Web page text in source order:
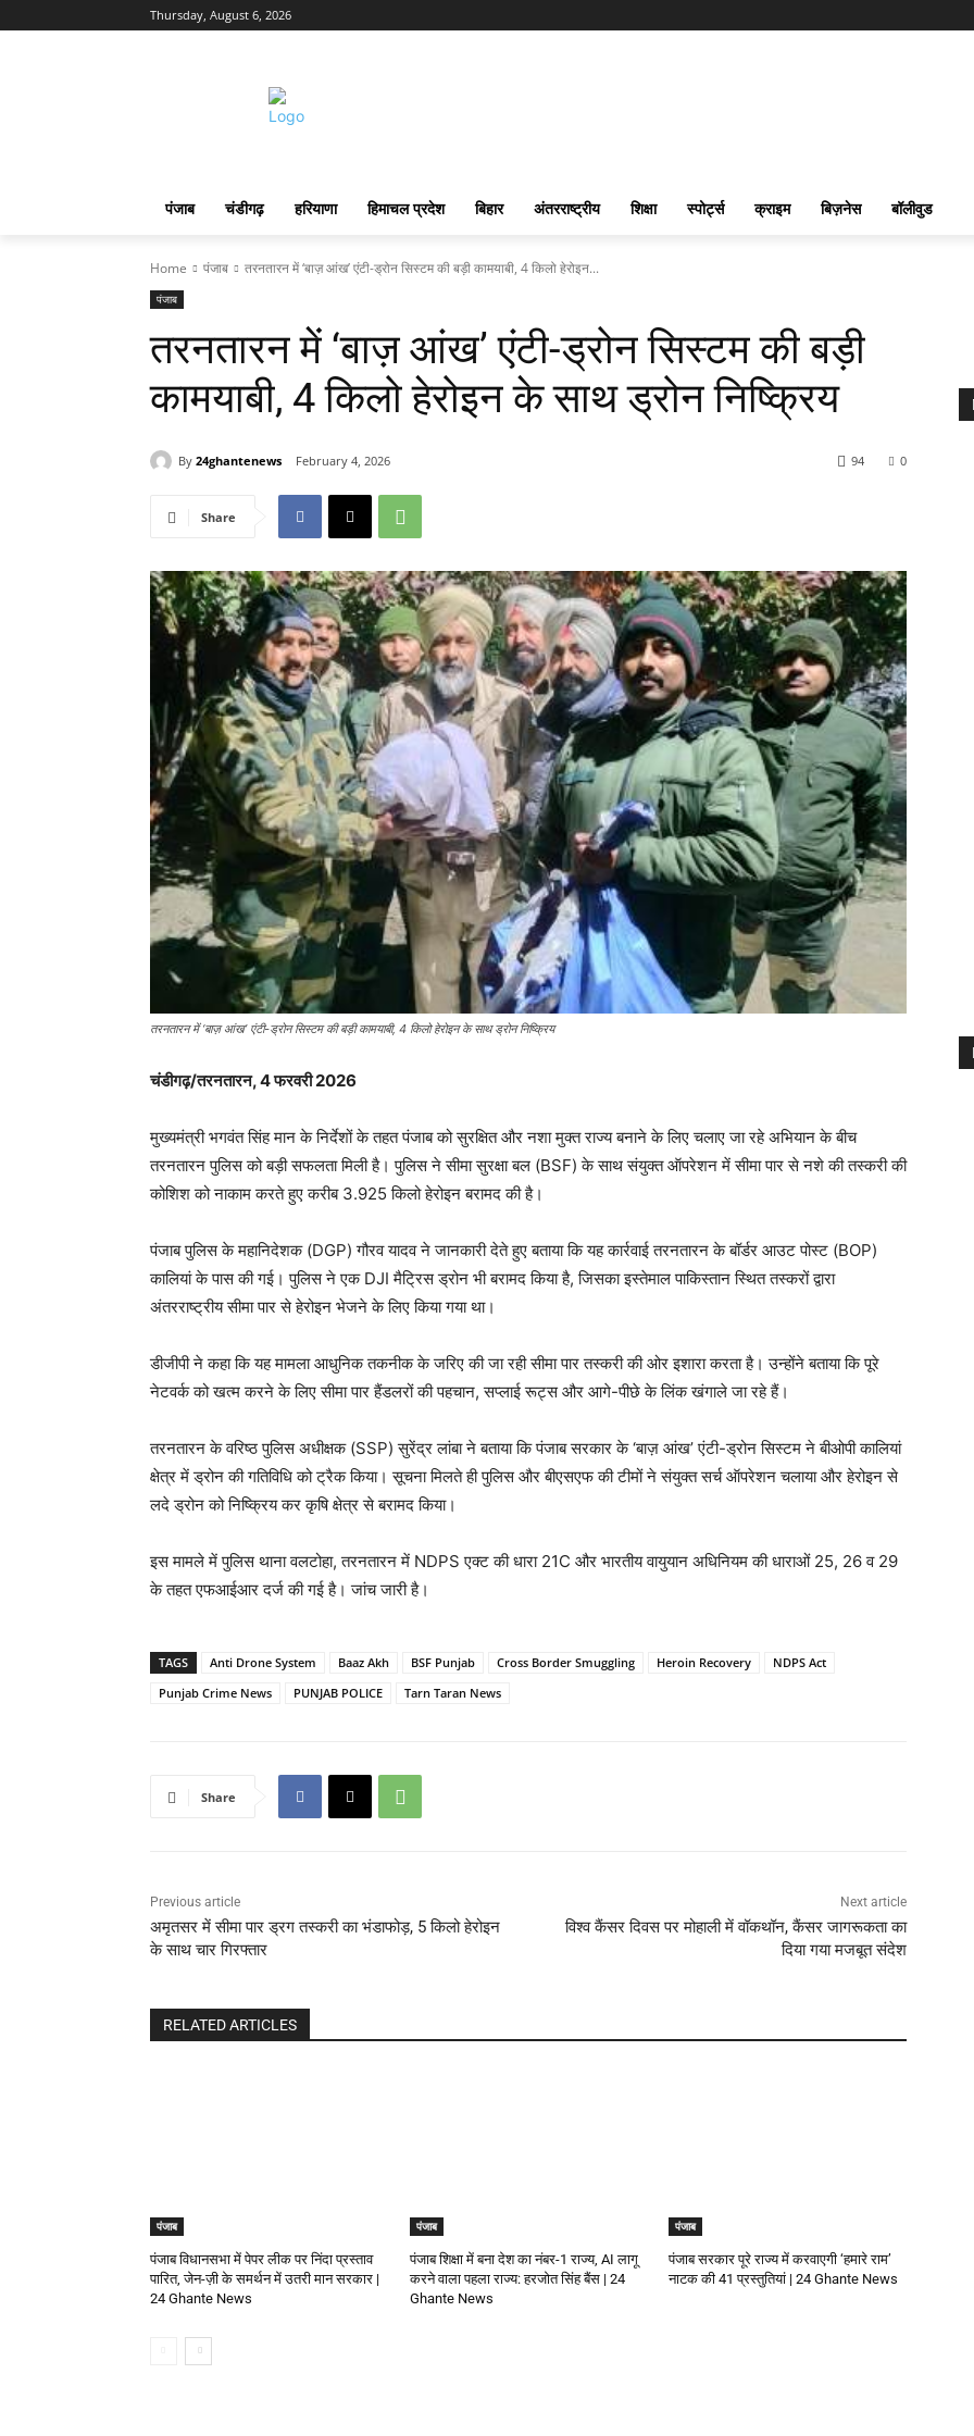
Thursday, August 6, 2026
पंजाब चंडीगढ़ हरियाणा हिमाचल प्रदेश बिहार अंतरराष्ट्रीय शिक्षा स्पोर्ट्स क्राइम बिज़नेस बॉलीवुड
Home पंजाब तरनतारन में ‘बाज़ आंख’ एंटी-ड्रोन सिस्टम की बड़ी कामयाबी, 4 किलो हेरोइन...
पंजाब
तरनतारन में ‘बाज़ आंख’ एंटी-ड्रोन सिस्टम की बड़ी
कामयाबी, 4 किलो हेरोइन के साथ ड्रोन निष्क्रिय
By 24ghantenews February 4, 2026 0
94
Share
तरनतारन में ‘बाज़ आंख’ एंटी-ड्रोन सिस्टम की बड़ी कामयाबी, 4 किलो हेरोइन के साथ ड्रोन निष्क्रिय
चंडीगढ़/तरनतारन, 4 फरवरी 2026
मुख्यमंत्री भगवंत सिंह मान के निर्देशों के तहत पंजाब को सुरक्षित और नशा मुक्त राज्य बनाने के लिए चलाए जा रहे अभियान के बीच
तरनतारन पुलिस को बड़ी सफलता मिली है। पुलिस ने सीमा सुरक्षा बल (BSF) के साथ संयुक्त ऑपरेशन में सीमा पार से नशे की तस्करी की
कोशिश को नाकाम करते हुए करीब 3.925 किलो हेरोइन बरामद की है।
पंजाब पुलिस के महानिदेशक (DGP) गौरव यादव ने जानकारी देते हुए बताया कि यह कार्रवाई तरनतारन के बॉर्डर आउट पोस्ट (BOP)
कालियां के पास की गई। पुलिस ने एक DJI मैट्रिस ड्रोन भी बरामद किया है, जिसका इस्तेमाल पाकिस्तान स्थित तस्करों द्वारा
अंतरराष्ट्रीय सीमा पार से हेरोइन भेजने के लिए किया गया था।
डीजीपी ने कहा कि यह मामला आधुनिक तकनीक के जरिए की जा रही सीमा पार तस्करी की ओर इशारा करता है। उन्होंने बताया कि पूरे
नेटवर्क को खत्म करने के लिए सीमा पार हैंडलरों की पहचान, सप्लाई रूट्स और आगे-पीछे के लिंक खंगाले जा रहे हैं।
तरनतारन के वरिष्ठ पुलिस अधीक्षक (SSP) सुरेंद्र लांबा ने बताया कि पंजाब सरकार के ‘बाज़ आंख’ एंटी-ड्रोन सिस्टम ने बीओपी कालियां
क्षेत्र में ड्रोन की गतिविधि को ट्रैक किया। सूचना मिलते ही पुलिस और बीएसएफ की टीमों ने संयुक्त सर्च ऑपरेशन चलाया और हेरोइन से
लदे ड्रोन को निष्क्रिय कर कृषि क्षेत्र से बरामद किया।
इस मामले में पुलिस थाना वलटोहा, तरनतारन में NDPS एक्ट की धारा 21C और भारतीय वायुयान अधिनियम की धाराओं 25, 26 व 29
के तहत एफआईआर दर्ज की गई है। जांच जारी है।
TAGS Anti Drone System Baaz Akh BSF Punjab Cross Border Smuggling Heroin Recovery
NDPS Act
Punjab Crime News
PUNJAB POLICE Tarn Taran News
Share
Previous article
अमृतसर में सीमा पार ड्रग तस्करी का भंडाफोड़, 5 किलो हेरोइन
के साथ चार गिरफ्तार
Next article
विश्व कैंसर दिवस पर मोहाली में वॉकथॉन, कैंसर जागरूकता का
दिया गया मजबूत संदेश
RELATED ARTICLES
पंजाब
पंजाब विधानसभा में पेपर लीक पर निंदा प्रस्ताव
पारित, जेन-ज़ी के समर्थन में उतरी मान सरकार |
24 Ghante News
पंजाब
पंजाब शिक्षा में बना देश का नंबर-1 राज्य, AI लागू
करने वाला पहला राज्य: हरजोत सिंह बैंस | 24
Ghante News
पंजाब
पंजाब सरकार पूरे राज्य में करवाएगी ‘हमारे राम’
नाटक की 41 प्रस्तुतियां | 24 Ghante News